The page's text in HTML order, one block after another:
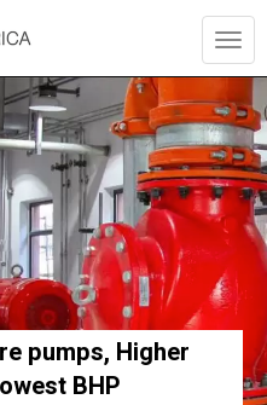
pumps, Higher
BHP